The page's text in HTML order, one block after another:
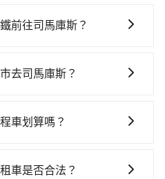
前往司馬庫斯？
一直到23:00，台北-新竹一
列車的到來，大概又過了25
上小黃後約花50分鐘、車費
去司馬庫斯？
己開車），最重要的是你
里再額外加收$3.2，從台北
車划算嗎？
、Yoxi等，如果在路邊攔不
車是否合法？